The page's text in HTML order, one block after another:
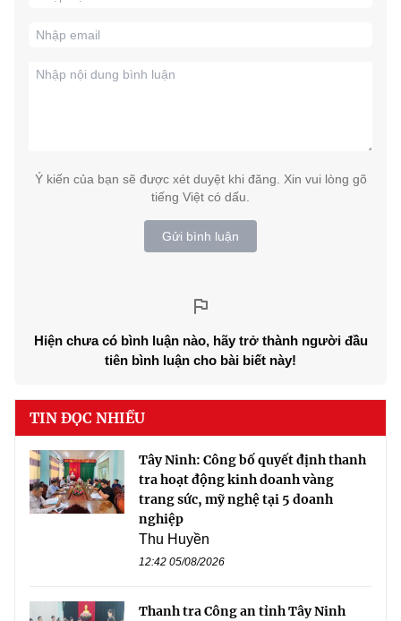
Ý kiến của bạn sẽ được xét duyệt khi đăng. Xin vui lòng gõ
tiếng Việt có dấu.
Gửi bình luận
Hiện chưa có bình luận nào, hãy trở thành người đầu
tiên bình luận cho bài biết này!
TIN ĐỌC NHIỀU
Tây Ninh: Công bố quyết định thanh
tra hoạt động kinh doanh vàng
trang sức, mỹ nghệ tại 5 doanh
nghiệp
Thu Huyền
12:42 05/08/2026
Thanh tra Công an tỉnh Tây Ninh